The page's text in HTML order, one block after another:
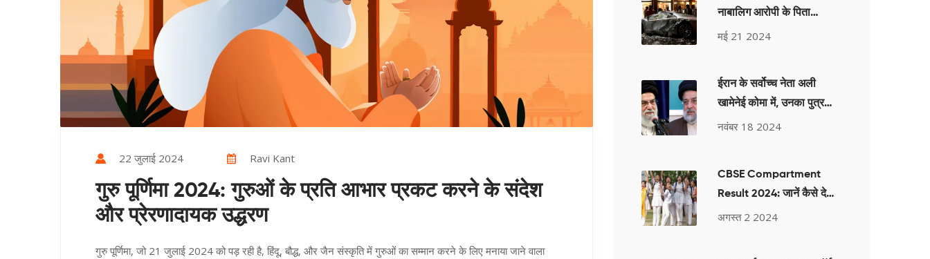
22 जुलाई 2024 Ravi Kant
गुरु पूर्णिमा 2024: गुरुओं के प्रति आभार प्रकट करने के संदेश
और प्रेरणादायक उद्धरण
गुरु पूर्णिमा, जो 21 जुलाई 2024 को पड़ रही है, हिंदू, बौद्ध, और जैन संस्कृति में गुरुओं का सम्मान करने के लिए मनाया जाने वाला
नाबालिग आरोपी के पिता
गिरफ्तार; पुलिस नाबालिग को
मई 21 2024
ईरान के सर्वोच्च नेता अली
खामेनेई कोमा में, उनका पुत्र
मुज्तबा बन सकता है अगला
नवंबर 18 2024
CBSE Compartment
Result 2024: जानें कैसे देखें
कक्षा 10 और 12 की सप्लीमेंट्री
अगस्त 2 2024